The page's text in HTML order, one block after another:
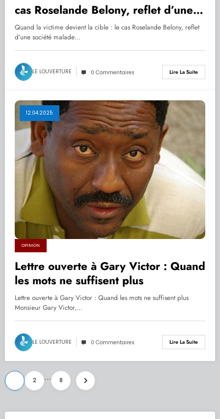
cas Roselande Belony, reflet d’une
société malade
Quand la victime devient la cible : le cas Roselande Belony, reflet
d’une société malade…
LE LOUVERTURE 0 Commentaires Lire La Suite
12.04.2025
OPINION
Lettre ouverte à Gary Victor : Quand
les mots ne suffisent plus
Lettre ouverte à Gary Victor : Quand les mots ne suffisent plus
Monsieur Gary Victor,…
LE LOUVERTURE 0 Commentaires Lire La Suite
Pagination
des
publications
2 … 8